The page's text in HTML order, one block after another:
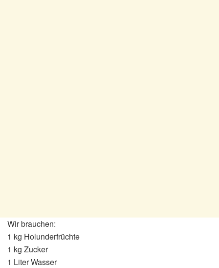
Wir brauchen:
1 kg Holunderfrüchte
1 kg Zucker
1 Liter Wasser